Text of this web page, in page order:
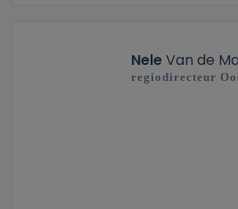
NeleVan de
regiodirecteur